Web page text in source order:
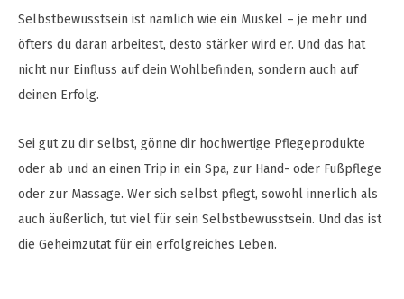
Selbstbewusstsein ist nämlich wie ein Muskel – je mehr und
öfters du daran arbeitest, desto stärker wird er. Und das hat
nicht nur Einfluss auf dein Wohlbefinden, sondern auch auf
deinen Erfolg.
Sei gut zu dir selbst, gönne dir hochwertige Pflegeprodukte
oder ab und an einen Trip in ein Spa, zur Hand- oder Fußpflege
oder zur Massage. Wer sich selbst pflegt, sowohl innerlich als
auch äußerlich, tut viel für sein Selbstbewusstsein. Und das ist
die Geheimzutat für ein erfolgreiches Leben.